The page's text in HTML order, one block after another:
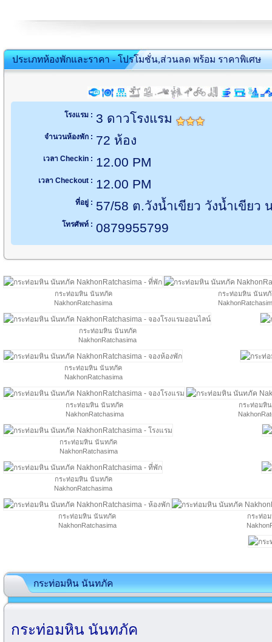
ประเภทห้องพักและราคา - โปรโมชั่น,ส่วนลด พร้อม ราคาพิเศษ
โรงแรม : 3 ดาวโรงแรม
จำนวนห้องพัก : 72 ห้อง
เวลา Checkin : 12.00 PM
เวลา Checkout : 12.00 PM
ที่อยู่ : 57/58 ต.วังน้ำเขียว วังน้ำเขียว
โทรศัพท์ : 0879955799
กระท่อมหิน นันทภัค
NakhonRatchasima
กระท่อมหิน นันท
กระท่อมหิน นันทภัค
NakhonRatchasima
กระท่อมหิน นันทภัค
NakhonRatchasima
กระท่อมหิน นันทภัค
NakhonRatchasima
กระท่อมหิ
กระท่อมหิน นันทภัค
NakhonRatchasima
กระท่อมหิน นันทภัค
NakhonRatchasima
กระท่อมหิน นันทภัค
NakhonRatchasima
กระท่อ
กระท่อมหิน นันทภัค
กระท่อมหิน นันทภัค